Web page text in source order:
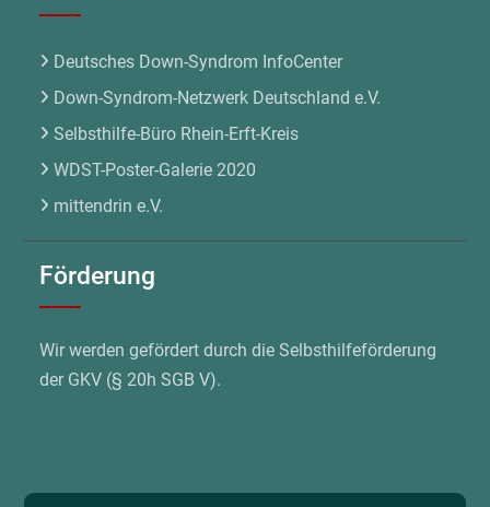
Deutsches Down-Syndrom InfoCenter
Down-Syndrom-Netzwerk Deutschland e.V.
Selbsthilfe-Büro Rhein-Erft-Kreis
WDST-Poster-Galerie 2020
mittendrin e.V.
Förderung
Wir werden gefördert durch die Selbsthilfeförderung
der GKV (§ 20h SGB V).